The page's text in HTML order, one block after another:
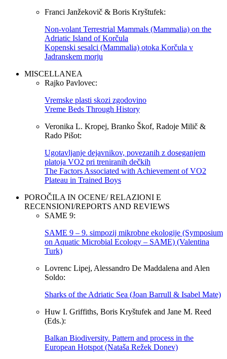
Franci Janžekovič & Boris Kryštufek:
Non-volant Terrestrial Mammals (Mammalia) on the
Adriatic Island of Korčula
Kopenski sesalci (Mammalia) otoka Korčula v
Jadranskem morju
MISCELLANEA
Rajko Pavlovec:
Vremske plasti skozi zgodovino
Vreme Beds Through History
Veronika L. Kropej, Branko Škof, Radoje Milič &
Rado Pišot:
Ugotavljanje dejavnikov, povezanih z doseganjem
platoja VO2 pri treniranih dečkih
The Factors Associated with Achievement of VO2
Plateau in Trained Boys
POROČILA IN OCENE/ RELAZIONI E
RECENSIONI/REPORTS AND REVIEWS
SAME 9:
SAME 9 – 9. simpozij mikrobne ekologije (Symposium
on Aquatic Microbial Ecology – SAME) (Valentina
Turk)
Lovrenc Lipej, Alessandro De Maddalena and Alen
Soldo:
Sharks of the Adriatic Sea (Joan Barrull & Isabel Mate)
Huw I. Griffiths, Boris Kryštufek and Jane M. Reed
(Eds.):
Balkan Biodiversity. Pattern and process in the
European Hotspot (Nataša Režek Donev)